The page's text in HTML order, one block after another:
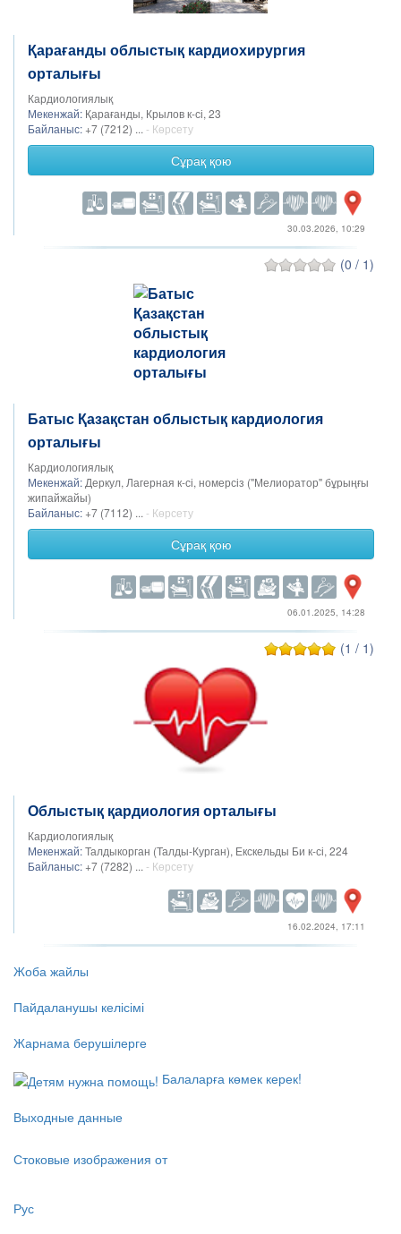
Қарағанды облыстық кардиохирургия
орталығы
Кардиологиялық
Мекенжай: Қарағанды, Крылов к-сі, 23
Байланыс: +7 (7212) ... - Көрсету
Сұрақ қою
30.03.2026, 10:29
(0 / 1)
Батыс Қазақстан облыстық кардиология
орталығы
Кардиологиялық
Мекенжай: Деркул, Лагерная к-сі, номерсіз ("Мелиоратор" бұрыңғы
жипайжайы)
Байланыс: +7 (7112) ... - Көрсету
Сұрақ қою
06.01.2025, 14:28
(1 / 1)
Облыстық қардиология орталығы
Кардиологиялық
Мекенжай:Талдыкорган (Талды-Курган), Екскельды Би к-сі, 224
Байланыс: +7 (7282) ... - Көрсету
16.02.2024, 17:11
Жоба жайлы
Пайдаланушы келісімі
Жарнама берушілерге
Балаларға көмек керек!
Выходные данные
Стоковые изображения от
Рус